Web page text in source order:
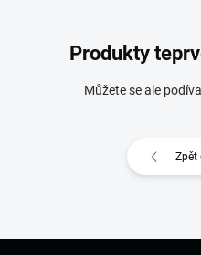
Produkty
Můžete se ale
Zpět